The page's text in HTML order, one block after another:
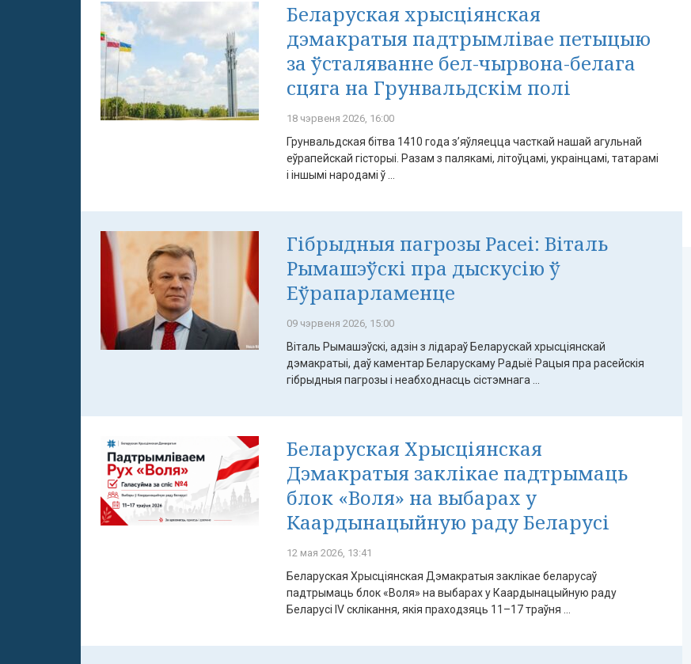
Беларуская хрысціянская
дэмакратыя падтрымлівае петыцыю
за ўсталяванне бел-чырвона-белага
сцяга на Грунвальдскім полі
18 чэрвеня 2026, 16:00
Грунвальдская бітва 1410 года з’яўляецца часткай нашай агульнай
еўрапейскай гісторыі. Разам з палякамі, літоўцамі, украінцамі, татарамі
і іншымі народамі ў ...
Гібрыдныя пагрозы Расеі: Віталь
Рымашэўскі пра дыскусію ў
Еўрапарламенце
09 чэрвеня 2026, 15:00
Віталь Рымашэўскі, адзін з лідараў Беларускай хрысціянскай
дэмакратыі, даў каментар Беларускаму Радыё Рацыя пра расейскія
гібрыдныя пагрозы і неабходнасць сістэмнага ...
Беларуская Хрысціянская
Дэмакратыя заклікае падтрымаць
блок «Воля» на выбарах у
Каардынацыйную раду Беларусі
12 мая 2026, 13:41
Беларуская Хрысціянская Дэмакратыя заклікае беларусаў
падтрымаць блок «Воля» на выбарах у Каардынацыйную раду
Беларусі IV склікання, якія праходзяць 11–17 траўня ...